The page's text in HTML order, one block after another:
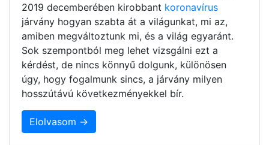
2019 decemberében kirobbant koronavírus
járvány hogyan szabta át a világunkat, mi az,
amiben megváltoztunk mi, és a világ egyaránt.
Sok szempontból meg lehet vizsgálni ezt a
kérdést, de nincs könnyű dolgunk, különösen
úgy, hogy fogalmunk sincs, a járvány milyen
hosszútávú következményekkel bír.
Elolvasom →